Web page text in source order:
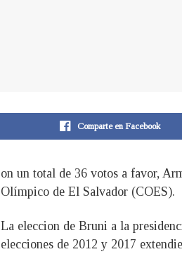
Comparte en Facebook
on un total de 36 votos a favor,
Olímpico de El Salvador (COES).
La eleccion de Bruni a la
elecciones de 2012 y 2017